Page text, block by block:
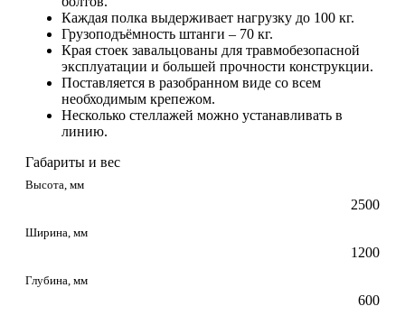
Каждая полка выдерживает нагрузку до 100 кг.
Грузоподъёмность штанги – 70 кг.
Края стоек завальцованы для травмобезопасной
эксплуатации и большей прочности конструкции.
Поставляется в разобранном виде со всем
необходимым крепежом.
Несколько стеллажей можно устанавливать в
линию.
Габариты и вес
Высота, мм
2500
Ширина, мм
1200
Глубина, мм
600